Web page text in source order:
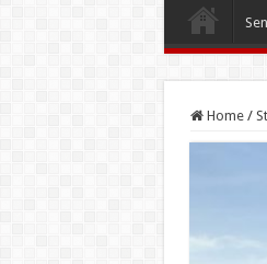
Home /